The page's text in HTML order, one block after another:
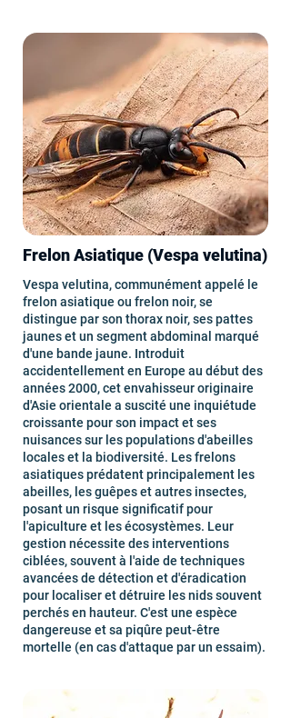
Frelon Asiatique (Vespa velutina)
Vespa velutina, communément appelé le
frelon asiatique ou frelon noir, se
distingue par son thorax noir, ses pattes
jaunes et un segment abdominal marqué
d'une bande jaune. Introduit
accidentellement en Europe au début des
années 2000, cet envahisseur originaire
d'Asie orientale a suscité une inquiétude
croissante pour son impact et ses
nuisances sur les populations d'abeilles
locales et la biodiversité. Les frelons
asiatiques prédatent principalement les
abeilles, les guêpes et autres insectes,
posant un risque significatif pour
l'apiculture et les écosystèmes. Leur
gestion nécessite des interventions
ciblées, souvent à l'aide de techniques
avancées de détection et d'éradication
pour localiser et détruire les nids souvent
perchés en hauteur. C'est une espèce
dangereuse et sa piqûre peut-être
mortelle (en cas d'attaque par un essaim).